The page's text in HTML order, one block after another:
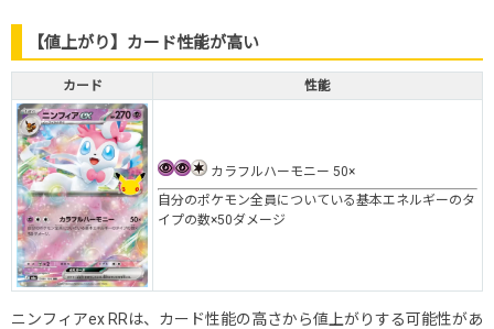
【値上がり】カード性能が高い
カード 性能
カラフルハーモニー 50×
自分のポケモン全員についている基本エネルギーのタ
イプの数×50ダメージ
ニンフィアex RRは、カード性能の高さから値上がりする可能性があ